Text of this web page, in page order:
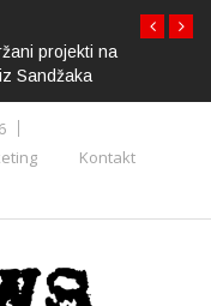
projekti na
Sandžaka
Kontakt